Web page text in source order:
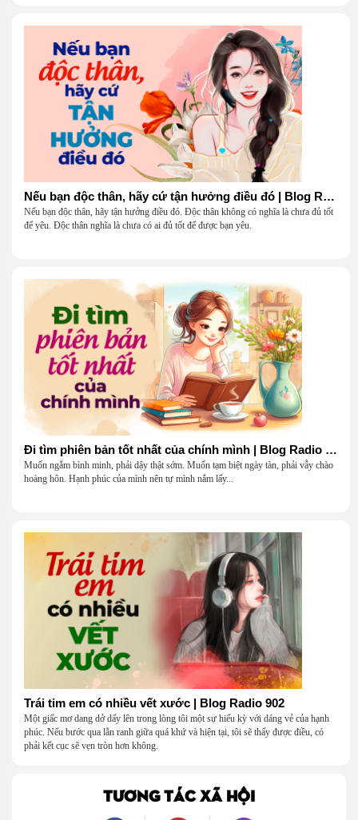
Nếu bạn độc thân, hãy cứ tận hưởng điều đó | Blog Radio 904
Nếu bạn độc thân, hãy tận hưởng điều đó. Độc thân không có nghĩa là chưa đủ tốt
để yêu. Độc thân nghĩa là chưa có ai đủ tốt để được bạn yêu.
Đi tìm phiên bản tốt nhất của chính mình | Blog Radio 903
Muốn ngắm bình minh, phải dậy thật sớm. Muốn tạm biệt ngày tàn, phải vẫy chào
hoàng hôn. Hạnh phúc của mình nên tự mình nắm lấy...
Trái tim em có nhiều vết xước | Blog Radio 902
Một giấc mơ dang dở dấy lên trong lòng tôi một sự hiếu kỳ với dáng vẻ của hạnh
phúc. Nếu bước qua lằn ranh giữa quá khứ và hiện tại, tôi sẽ thấy được điều, có
phải kết cục sẽ vẹn tròn hơn không.
TƯƠNG TÁC XÃ HỘI